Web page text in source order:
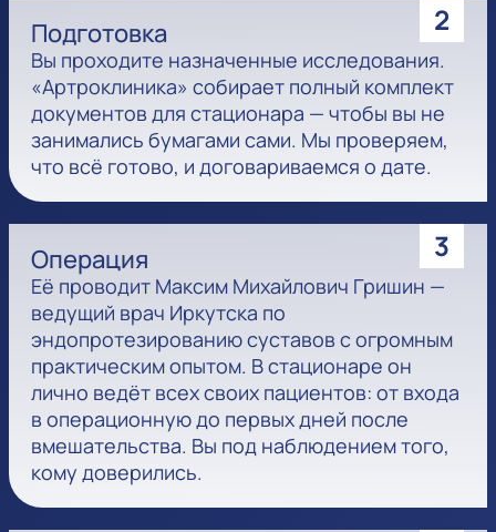
2
Подготовка
Вы проходите назначенные исследования.
«Артроклиника» собирает полный комплект
документов для стационара — чтобы вы не
занимались бумагами сами. Мы проверяем,
что всё готово, и договариваемся о дате.
3
Операция
Её проводит Максим Михайлович Гришин —
ведущий врач Иркутска по
эндопротезированию суставов с огромным
практическим опытом. В стационаре он
лично ведёт всех своих пациентов: от входа
в операционную до первых дней после
вмешательства. Вы под наблюдением того,
кому доверились.